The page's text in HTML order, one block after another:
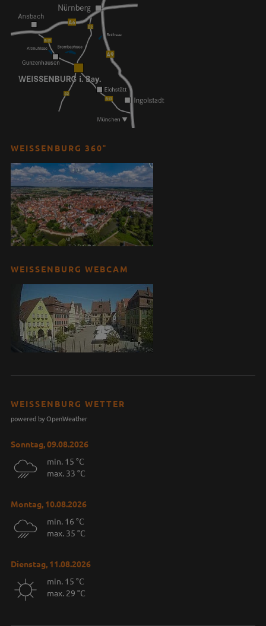
WEISSENBURG 360°
WEISSENBURG WEBCAM
WEISSENBURG WETTER
powered by OpenWeather
Sonntag, 09.08.2026
min. 15 °C
max. 33 °C
Montag, 10.08.2026
min. 16 °C
max. 35 °C
Dienstag, 11.08.2026
min. 15 °C
max. 29 °C